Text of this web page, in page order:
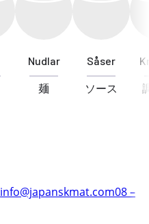
Nudlar
麺
Såser
ソース
info@japanskmat.com08 –